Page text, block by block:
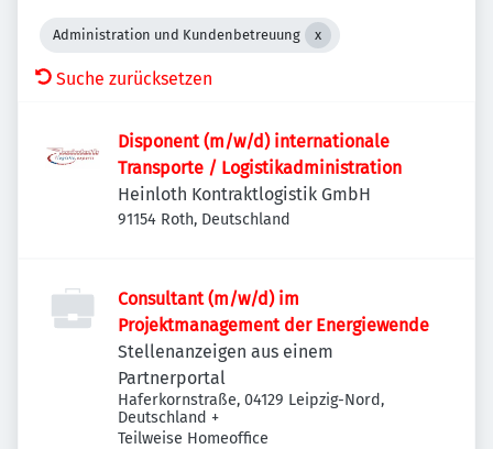
Administration und Kundenbetreuung
Suche zurücksetzen
Disponent (m/w/d) internationale
Transporte / Logistikadministration
Heinloth Kontraktlogistik GmbH
91154 Roth, Deutschland
Consultant (m/w/d) im
Projektmanagement der Energiewende
Stellenanzeigen aus einem
Partnerportal
Haferkornstraße, 04129 Leipzig-Nord,
Deutschland +
Teilweise Homeoffice